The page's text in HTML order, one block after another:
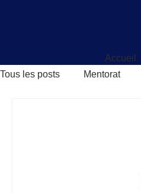
Accueil
Tous les posts
Mentorat